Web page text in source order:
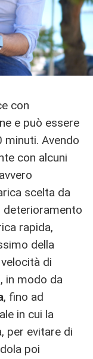
con
e può essere
minuti. Avendo
con alcuni
scelta da
deterioramento
rapida,
della
di
in modo da
, fino ad
in cui la
per evitare di
poi